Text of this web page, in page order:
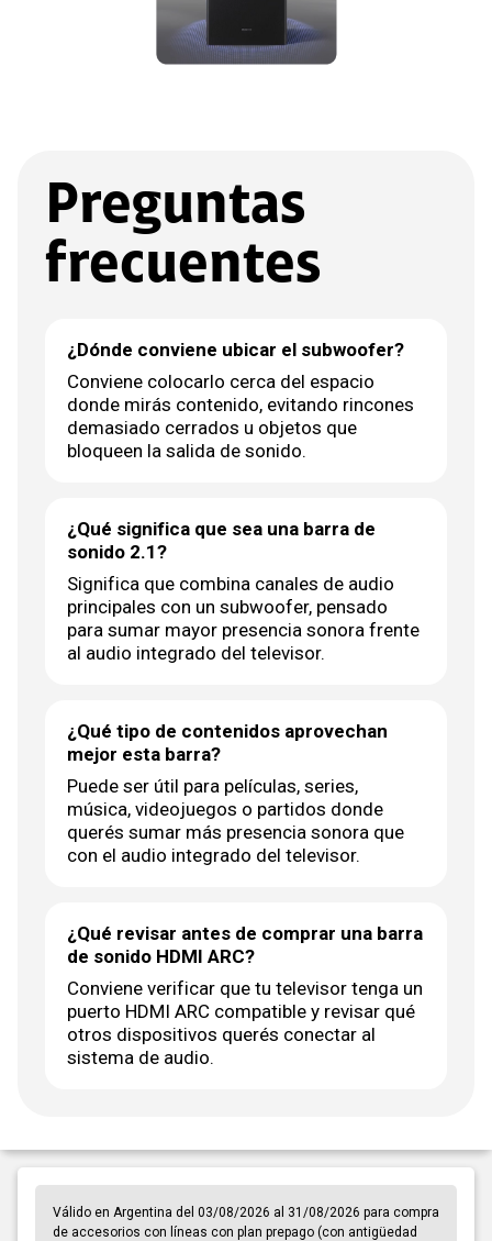
Preguntas
frecuentes
¿Dónde conviene ubicar el subwoofer?
Conviene colocarlo cerca del espacio
donde mirás contenido, evitando rincones
demasiado cerrados u objetos que
bloqueen la salida de sonido.
¿Qué significa que sea una barra de
sonido 2.1?
Significa que combina canales de audio
principales con un subwoofer, pensado
para sumar mayor presencia sonora frente
al audio integrado del televisor.
¿Qué tipo de contenidos aprovechan
mejor esta barra?
Puede ser útil para películas, series,
música, videojuegos o partidos donde
querés sumar más presencia sonora que
con el audio integrado del televisor.
¿Qué revisar antes de comprar una barra
de sonido HDMI ARC?
Conviene verificar que tu televisor tenga un
puerto HDMI ARC compatible y revisar qué
otros dispositivos querés conectar al
sistema de audio.
Válido en Argentina del 03/08/2026 al 31/08/2026 para compra
de accesorios con líneas con plan prepago (con antigüedad